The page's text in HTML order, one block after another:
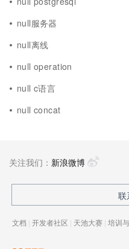
null服务器
null离线
null operation
null c语言
null concat
关注我们： 新浪微博
联
文档 | 开发者社区 | 天池大赛 | 培训